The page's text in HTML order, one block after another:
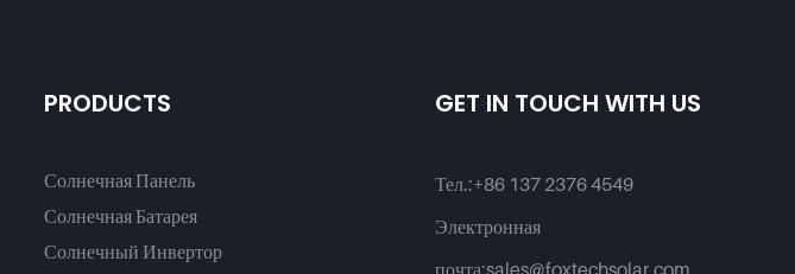
PRODUCTS
Солнечная Панель
Солнечная Батарея
Солнечный Инвертор
GET IN TOUCH WITH US
Тел.:+86 137 2376 4549
Электронная
почта:sales@foxtechsolar.com